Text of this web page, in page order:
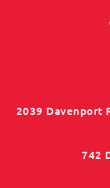
2039 Davenport
742